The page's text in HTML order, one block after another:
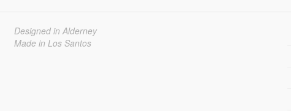
Designed in Alderney
Made in Los Santos